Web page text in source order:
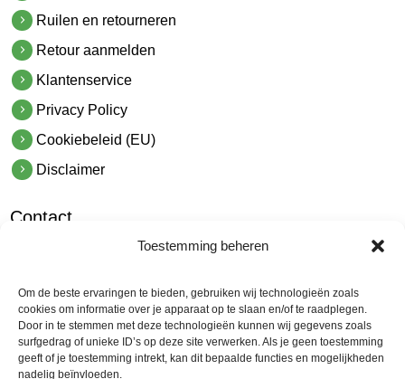
Toestemming beheren
Om de beste ervaringen te bieden, gebruiken wij technologieën zoals
cookies om informatie over je apparaat op te slaan en/of te raadplegen.
Door in te stemmen met deze technologieën kunnen wij gegevens zoals
surfgedrag of unieke ID’s op deze site verwerken. Als je geen toestemming
geeft of je toestemming intrekt, kan dit bepaalde functies en mogelijkheden
nadelig beïnvloeden.
Ruilen en retourneren
Retour aanmelden
Klantenservice
Privacy Policy
Cookiebeleid (EU)
Disclaimer
Contact
t.0228 53 00 40
e.info@hetindustriehuis.com
KVK 51483904